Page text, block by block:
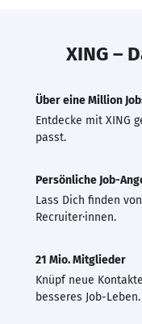
XING –
Über eine Million
Entdecke mit XING
passt.
Persönliche Job-
Lass Dich finden
Recruiter·innen.
21 Mio. Mitglieder
Knüpf neue
besseres Job-Leben.